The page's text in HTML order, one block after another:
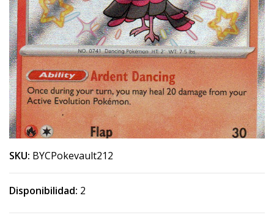
SKU: BYCPokevault212
Disponibilidad: 2